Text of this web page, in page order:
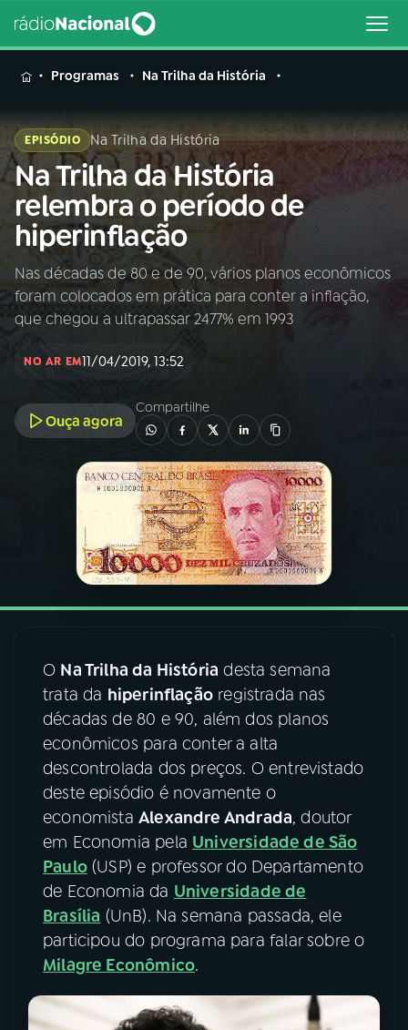
MENU
Buscar
na
Rádio
Nacional
Buscar
AO VIVO
INÍCIO
PROGRAMAS
PODCASTS
07ÚLTIMAS
08 FESTIVAL DE MÚSICA
ACOMPANHE A RÁDIO NACIONAL
YouTube Facebook
Instagram X
TikTok
Programas Na Trilha da História
EPISÓDIO Na Trilha da História
Na Trilha da História
relembra o período de
hiperinflação
Nas décadas de 80 e de 90, vários planos econômicos
foram colocados em prática para conter a inflação,
que chegou a ultrapassar 2477% em 1993
NO AR EM11/04/2019, 13:52
Ouça agora
Compartilhe
O Na Trilha da História desta semana
trata da hiperinflaçãoregistrada nas
décadas de 80 e 90, além dos planos
econômicos para conter a alta
descontrolada dos preços. O entrevistado
deste episódio é novamente o
economista Alexandre Andrada, doutor
em Economia pela Universidade de São
Paulo(USP) e professor do Departamento
de Economia da Universidade de
Brasília (UnB). Na semana passada, ele
participou do programa para falar sobre o
Milagre Econômico.